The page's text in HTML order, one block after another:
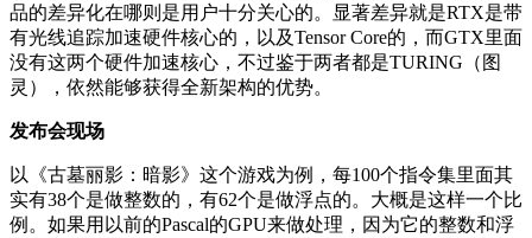
品的差异化在哪则是用户十分关心的。显著差异就是RTX是带
有光线追踪加速硬件核心的，以及Tensor Core的，而GTX里面
没有这两个硬件加速核心，不过鉴于两者都是TURING（图
灵），依然能够获得全新架构的优势。
发布会现场
以《古墓丽影：暗影》这个游戏为例，每100个指令集里面其
实有38个是做整数的，有62个是做浮点的。大概是这样一个比
例。如果用以前的Pascal的GPU来做处理，因为它的整数和浮